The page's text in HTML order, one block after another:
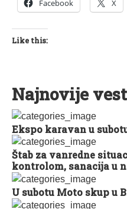
Facebook X
Like this:
Najnovije
Ekspo karavan u
Štab za vanredne
kontrolom, sanacija u
U subotu Moto skup u